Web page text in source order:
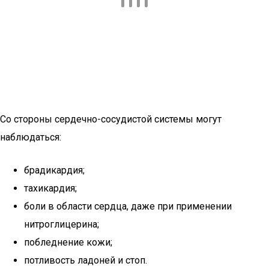
Со стороны сердечно-сосудистой системы могут
наблюдаться:
брадикардия;
тахикардия;
боли в области сердца, даже при применении
нитроглицерина;
побледнение кожи;
потливость ладоней и стоп.